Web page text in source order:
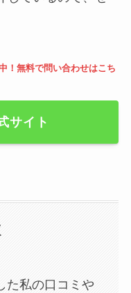
！無料で問い合わせはこち
サイト
た私の口コミや